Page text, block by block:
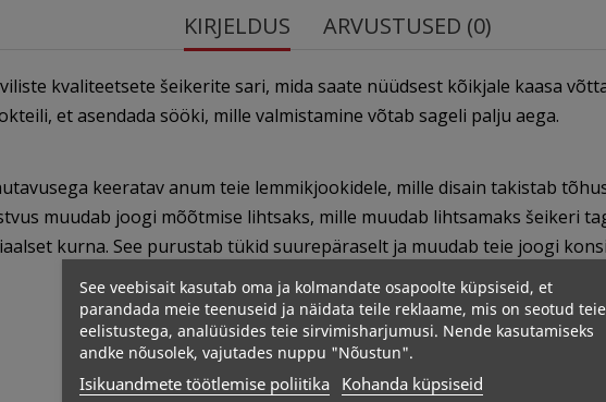
KIRJELDUS ARVUSTUSED (0)
kvaliteetsete šeikerite sari, mida saate nüüdsest kõikjale kaasa
et asendada sööki, mille valmistamine võtab sageli palju aega.
keeratav anum teie lemmikjookidele, mille disain takistab
muudab joogi mõõtmise lihtsaks, mille muudab lihtsamaks šeikeri
kurna. See purustab tükid suurepäraselt ja muudab teie joogi
See veebisait kasutab oma ja kolmandate osapoolte küpsiseid, et
parandada meie teenuseid ja näidata teile reklaame, mis on seotud teie
eelistustega, analüüsides teie sirvimisharjumusi. Nende kasutamiseks
andke nõusolek, vajutades nuppu "Nõustun".
Isikuandmete töötlemise poliitika Kohanda küpsiseid